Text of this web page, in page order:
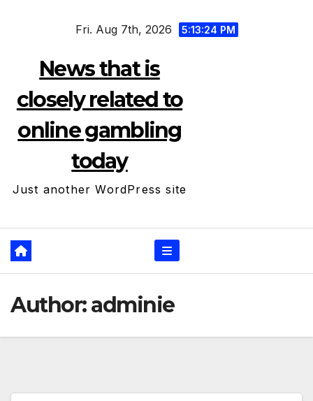
Fri. Aug 7th, 2026 5:13:25 PM
News that is
closely related to
online gambling
today
Just another WordPress site
Author:adminie